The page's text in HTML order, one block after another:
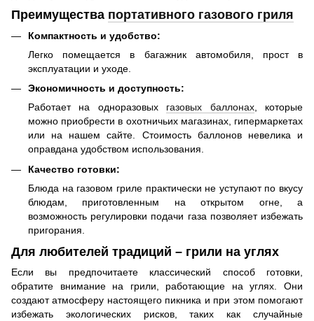
Преимущества портативного газового гриля
Компактность и удобство:
Легко помещается в багажник автомобиля, прост в
эксплуатации и уходе.
Экономичность и доступность:
Работает на одноразовых газовых баллонах, которые
можно приобрести в охотничьих магазинах, гипермаркетах
или на нашем сайте. Стоимость баллонов невелика и
оправдана удобством использования.
Качество готовки:
Блюда на газовом гриле практически не уступают по вкусу
блюдам, приготовленным на открытом огне, а
возможность регулировки подачи газа позволяет избежать
пригорания.
Для любителей традиций – грили на углях
Если вы предпочитаете классический способ готовки,
обратите внимание на грили, работающие на углях. Они
создают атмосферу настоящего пикника и при этом помогают
избежать экологических рисков, таких как случайные